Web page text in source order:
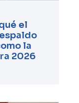
el
la
2026